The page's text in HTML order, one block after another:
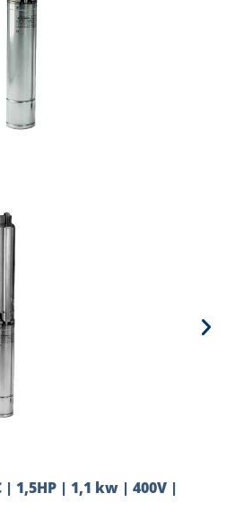
| 1,5HP | 1,1 kw | 400V |